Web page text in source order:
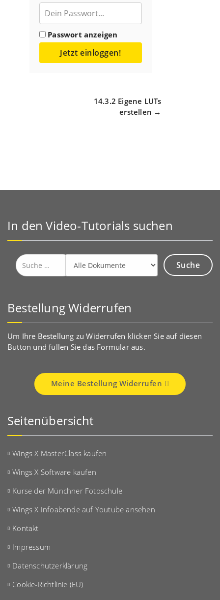
Passwort anzeigen
Jetzt einloggen!
14.3.2 Eigene LUTs
erstellen →
In den Video-Tutorials suchen
Suche
nach:
Bestellung Widerrufen
Um Ihre Bestellung zu Widerrufen klicken Sie auf diesen
Button und füllen Sie das Formular aus.
Meine Bestellung Widerrufen
Seitenübersicht
Wings X MasterClass kaufen
Wings X Software kaufen
Kurse der Münchner Fotoschule
Wings X Infoabende auf Youtube ansehen
Kontakt
Impressum
Datenschutzerklärung
Cookie-Richtlinie (EU)